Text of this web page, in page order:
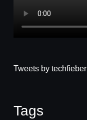
Tweets by techfieber
Tags